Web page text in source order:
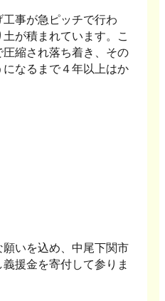
事が急ピッチで行わ
が積まれています。こ
縮され落ち着き、その
になるまで４年以上はか
いを込め、中尾下関市
援金を寄付して参りま